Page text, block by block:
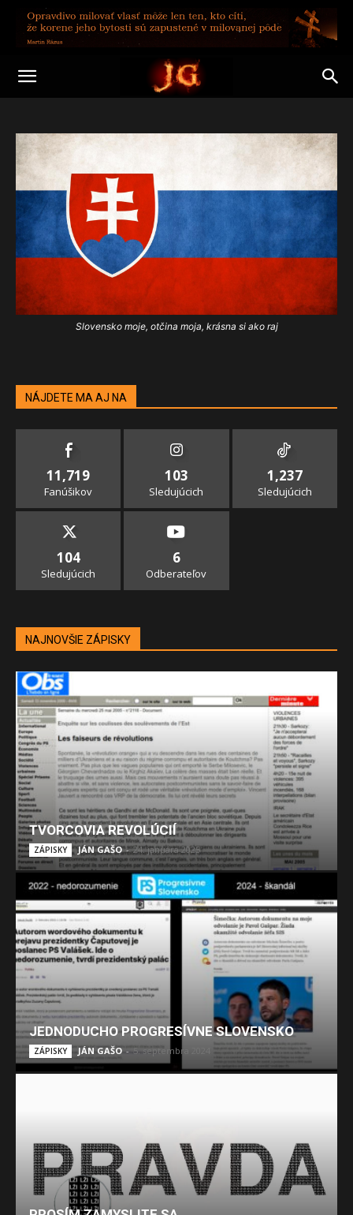
Slovensko moje, otčina moja, krásna si ako raj
NÁJDETE MA AJ NA
11,719
Fanúšikov
103
Sledujúcich
1,237
Sledujúcich
104
Sledujúcich
6
Odberateľov
NAJNOVŠIE ZÁPISKY
TVORCOVIA REVOLÚCIÍ
ZÁPISKY JÁN GAŠO - 24. januára 2025
JEDNODUCHO PROGRESÍVNE SLOVENSKO
ZÁPISKY JÁN GAŠO - 5. septembra 2024